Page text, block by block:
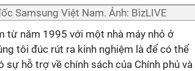
Samsung Việt Nam. Ảnh: BizLIVE
từ năm 1995 với một nhà máy nhỏ ở
tôi đúc rút ra kinh nghiệm là để có thể
sự hỗ trợ về chính sách của Chính phủ và